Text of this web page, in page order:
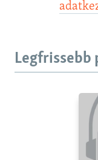
Legfrissebb